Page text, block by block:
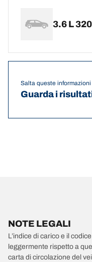
3.6 L 320
Salta queste informazioni
Guarda i
NOTE LEGALI
L’indice di carico e il
leggermente rispetto a
carta di circolazione del